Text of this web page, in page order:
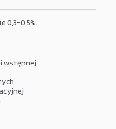
0,3-0,5%.
wstępnej